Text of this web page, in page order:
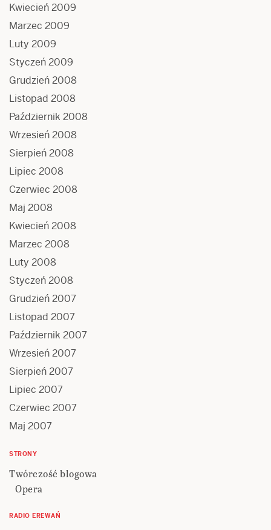
Kwiecień 2009
Marzec 2009
Luty 2009
Styczeń 2009
Grudzień 2008
Listopad 2008
Październik 2008
Wrzesień 2008
Sierpień 2008
Lipiec 2008
Czerwiec 2008
Maj 2008
Kwiecień 2008
Marzec 2008
Luty 2008
Styczeń 2008
Grudzień 2007
Listopad 2007
Październik 2007
Wrzesień 2007
Sierpień 2007
Lipiec 2007
Czerwiec 2007
Maj 2007
STRONY
Twórczość blogowa
Opera
RADIO EREWAŃ